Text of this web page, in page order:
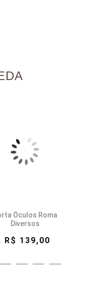
Óculos Roma
Diversos
R$ 139,00